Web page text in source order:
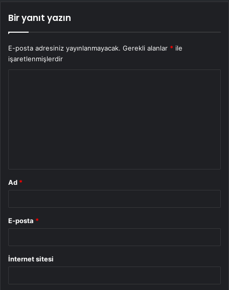
Bir yanıt yazın
E-posta adresiniz yayınlanmayacak. Gerekli alanlar * ile
işaretlenmişlerdir
Ad *
E-posta *
İnternet sitesi